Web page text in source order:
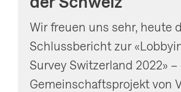
Wir freuen uns sehr, heute
Schlussbericht zur
Survey Switzerland 2022» –
Gemeinschaftsprojekt von